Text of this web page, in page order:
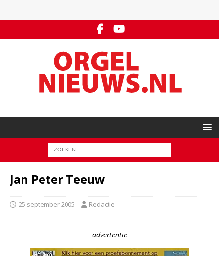
Jan Peter Teeuw
25 september 2005 Redactie
advertentie